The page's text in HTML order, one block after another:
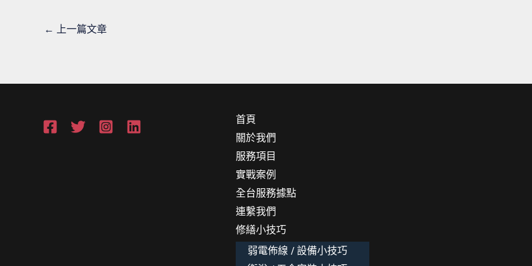
← 上一篇文章
首頁
關於我們
服務項目
實戰案例
全台服務據點
連繫我們
修繕小技巧
弱電佈線 / 設備小技巧